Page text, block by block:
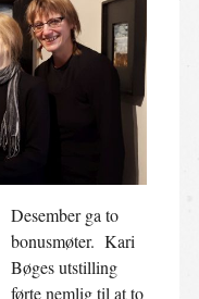
Desember ga to
bonusmøter. Kari
Bøges utstilling
førte nemlig til at to